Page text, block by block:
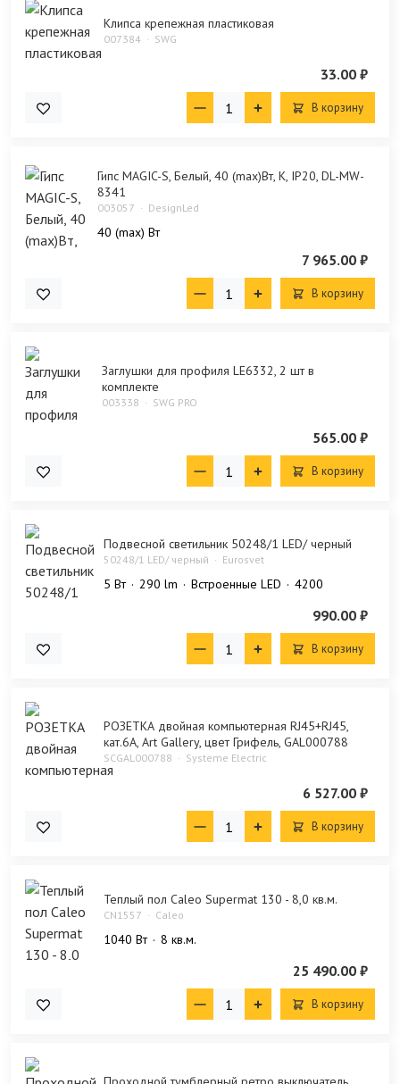
Клипса крепежная пластиковая
007384 SWG
33.00 ₽
В корзину
Гипс MAGIC-S, Белый, 40 (max)Вт, K, IP20, DL-MW-
8341
003057 DesignLed
40 (max) Bт
7 965.00 ₽
В корзину
Заглушки для профиля LE6332, 2 шт в
комплекте
003338 SWG PRO
565.00 ₽
В корзину
Подвесной светильник 50248/1 LED/ черный
50248/1 LED/ черный Eurosvet
5 Bт 290 lm Встроенные LED 4200
990.00 ₽
В корзину
РОЗЕТКА двойная компьютерная RJ45+RJ45,
кат.6А, Art Gallery, цвет Грифель, GAL000788
SCGAL000788 Systeme Electric
6 527.00 ₽
В корзину
Теплый пол Caleo Supermat 130 - 8,0 кв.м.
CN1557 Caleo
1040 Bт 8 кв.м.
25 490.00 ₽
В корзину